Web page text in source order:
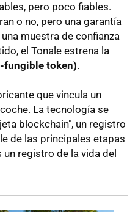
pero poco fiables.
o no, pero una garantía
muestra de confianza
el Tonale estrena la
fungible token).
que vincula un
La tecnología se
blockchain", un registro
de las principales etapas
un registro de la vida del